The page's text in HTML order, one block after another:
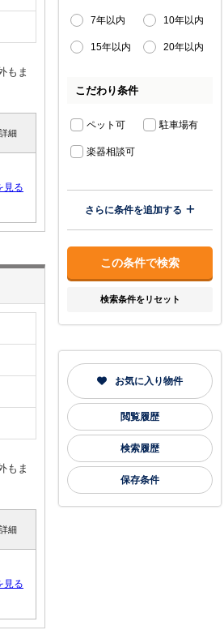
もま
細
見る
もま
細
見る
7年以内 10年以内
15年以内 20年以内
こだわり条件
ペット可 駐車場有
楽器相談可
さらに条件を追加する
検索条件をリセット
お気に入り物件
閲覧履歴
検索履歴
保存条件